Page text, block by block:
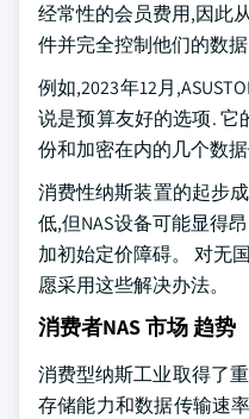
经常性的会员费用,因此
件并完全控制他们的数
例如,2023年12月
说是预算友好的选项. 它
份和加密在内的几个数
消费性纳斯装置的起步
低,但NAS设备可能显得
加初始定价障碍。 对无
愿采用这些解决办法。
消费者NAS 市场 趋势
消费型纳斯工业取得了
存储能力和数据传输速